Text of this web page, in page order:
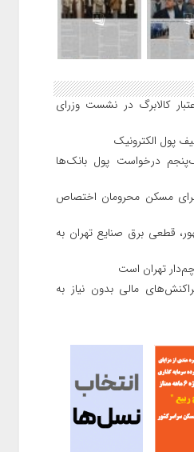
کالابرگ در نشست وزرای
پول الکترونیک
بانک مرکزی فقط با یک‌‎پنجم درخواست پول بانک‌ها
مسکن محرومان اختصاص
قطعی برق صنایع تهران به
تهران است
مالی بدون نیاز به